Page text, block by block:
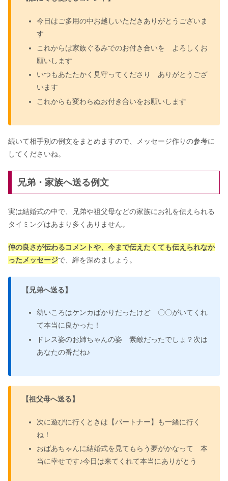
は｜受ける割合&費用はペアだと安
主賓の場合は？【全パターン一覧】
護師・保育士・無職）｜国勢調査はい
今日はご多用の中お越しいただきありがとうございま
す
これからは家族ぐるみでのお付き合いを よろしくお
願いします
いつもあたたかく見守ってくださり ありがとうござ
います
これからも変わらぬお付き合いをお願いします
続いて相手別の例文をまとめますので、メッセージ作りの参考に
してくださいね。
兄弟・家族へ送る例文
実は結婚式の中で、兄弟や祖父母などの家族にお礼を伝えられる
タイミングはあまり多くありません。
仲の良さが伝わるコメントや、今まで伝えたくても伝えられなか
ったメッセージで、絆を深めましょう。
【 兄弟へ送る】
幼いころはケンカばかりだったけど 〇〇がいてくれ
て本当に良かった！
ドレス姿のお姉ちゃんの姿 素敵だったでしょ？次は
あなたの番だね♪
【祖父母へ送る】
次に遊びに行くときは【パートナー】も一緒に行く
ね！
おばあちゃんに結婚式を見てもらう夢がかなって 本
当に幸せです♪今日は来てくれて本当にありがとう